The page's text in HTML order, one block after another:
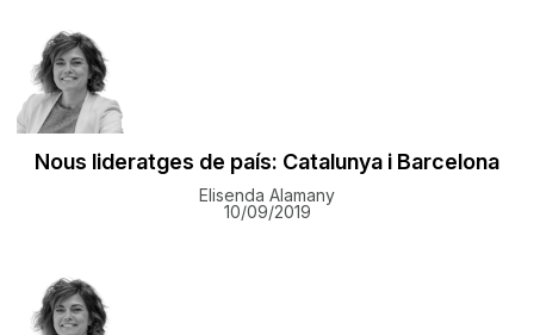
Nous lideratges de país: Catalunya i Barcelona
Elisenda Alamany
10/09/2019